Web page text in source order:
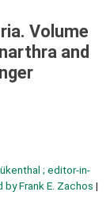
Volume
and
; editor-in-
Frank E. Zachos |